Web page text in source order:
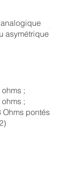
asymétrique
;
;
Ohms pontés